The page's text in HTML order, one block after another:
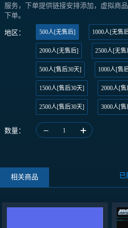
服务，下单提供链接安排添加，虚拟商
下单。
地区： 500人[无售后] 1000人[无售
2000人[无售后] 2500人[无售
500人[售后30天] 1000人[售
1500人[售后30天] 2000人[售
2500人[售后30天] 3000人[售
数量： 1
相关商品